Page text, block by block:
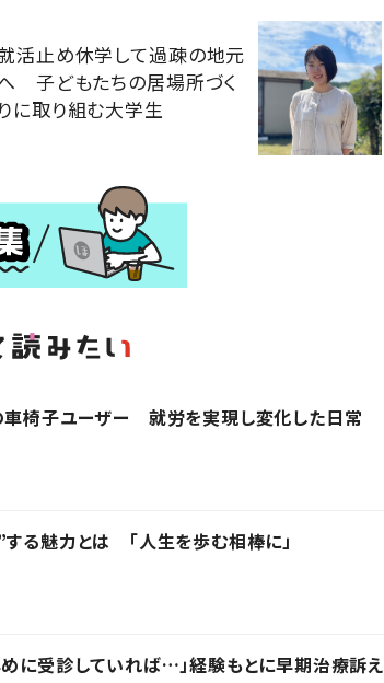
活止め休学して過疎の地元
子どもたちの居場所づく
りに取り組む大学生
車椅子ユーザー 就労を実現し変化した日常
る魅力とは 「人生を歩む相棒に」
に受診していれば…」経験もとに早期治療訴え